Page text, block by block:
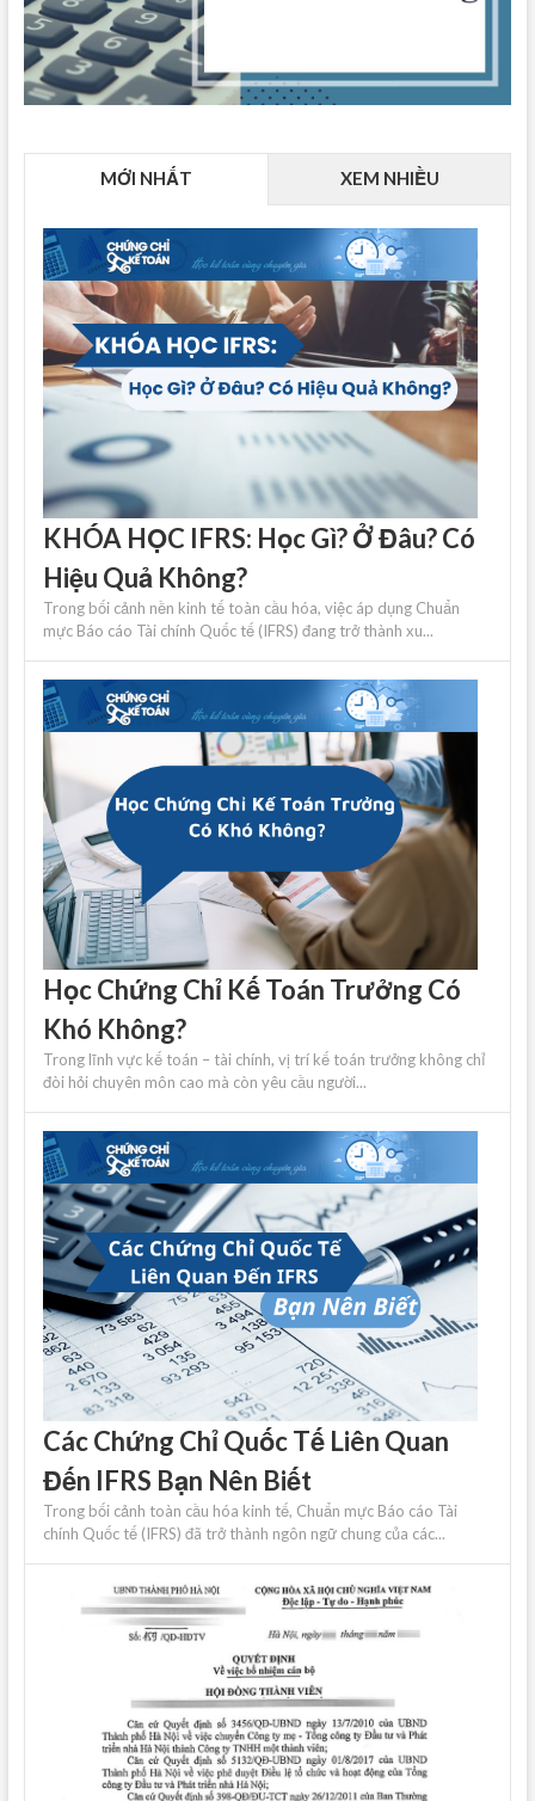
MỚI NHẤT XEM NHIỀU
KHÓA HỌC IFRS: Học Gì? Ở Đâu? Có
Hiệu Quả Không?
Trong bối cảnh nền kinh tế toàn cầu hóa, việc áp dụng Chuẩn
mực Báo cáo Tài chính Quốc tế (IFRS) đang trở thành xu...
Học Chứng Chỉ Kế Toán Trưởng Có
Khó Không?
Trong lĩnh vực kế toán – tài chính, vị trí kế toán trưởng không chỉ
đòi hỏi chuyên môn cao mà còn yêu cầu người...
Các Chứng Chỉ Quốc Tế Liên Quan
Đến IFRS Bạn Nên Biết
Trong bối cảnh toàn cầu hóa kinh tế, Chuẩn mực Báo cáo Tài
chính Quốc tế (IFRS) đã trở thành ngôn ngữ chung của các...